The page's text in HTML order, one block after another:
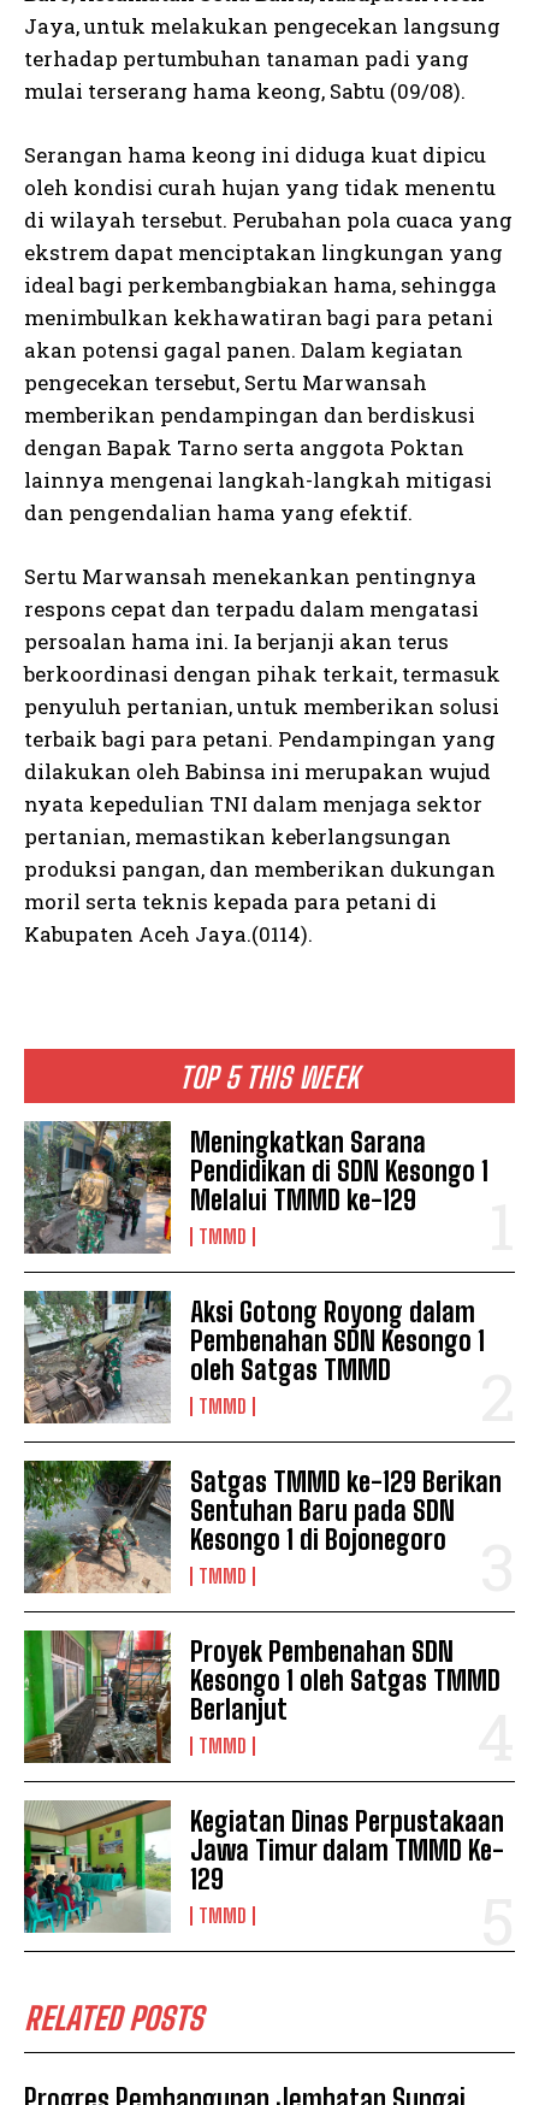
TOP 5 THIS WEEK
Meningkatkan Sarana
Pendidikan di SDN Kesongo 1
Melalui TMMD ke-129
TMMD
Aksi Gotong Royong dalam
Pembenahan SDN Kesongo 1
oleh Satgas TMMD
TMMD
Satgas TMMD ke-129 Berikan
Sentuhan Baru pada SDN
Kesongo 1 di Bojonegoro
TMMD
Proyek Pembenahan SDN
Kesongo 1 oleh Satgas TMMD
Berlanjut
TMMD
Kegiatan Dinas Perpustakaan
Jawa Timur dalam TMMD Ke-
129
TMMD
RELATED POSTS
Jaya, untuk melakukan pengecekan langsung
terhadap pertumbuhan tanaman padi yang
mulai terserang hama keong, Sabtu (09/08).
Serangan hama keong ini diduga kuat dipicu
oleh kondisi curah hujan yang tidak menentu
di wilayah tersebut. Perubahan pola cuaca yang
ekstrem dapat menciptakan lingkungan yang
ideal bagi perkembangbiakan hama, sehingga
menimbulkan kekhawatiran bagi para petani
akan potensi gagal panen. Dalam kegiatan
pengecekan tersebut, Sertu Marwansah
memberikan pendampingan dan berdiskusi
dengan Bapak Tarno serta anggota Poktan
lainnya mengenai langkah-langkah mitigasi
dan pengendalian hama yang efektif.
Sertu Marwansah menekankan pentingnya
respons cepat dan terpadu dalam mengatasi
persoalan hama ini. Ia berjanji akan terus
berkoordinasi dengan pihak terkait, termasuk
penyuluh pertanian, untuk memberikan solusi
terbaik bagi para petani. Pendampingan yang
dilakukan oleh Babinsa ini merupakan wujud
nyata kepedulian TNI dalam menjaga sektor
pertanian, memastikan keberlangsungan
produksi pangan, dan memberikan dukungan
moril serta teknis kepada para petani di
Kabupaten Aceh Jaya.(0114).